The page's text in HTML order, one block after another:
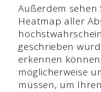
Außerdem sehen
Heatmap aller
geschrieben
erkennen
möglicherweise
müssen, um